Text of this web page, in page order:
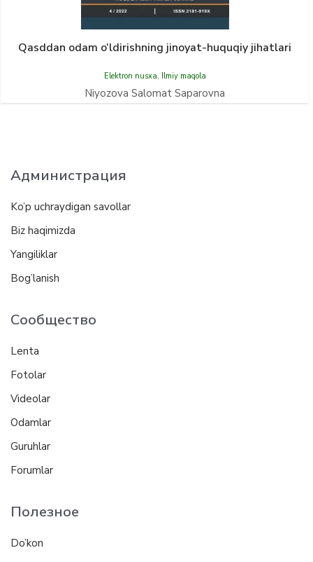
Qasddan odam o‘ldirishning jinoyat-huquqiy jihatlari
Elektron nusxa, Ilmiy maqola
Niyozova Salomat Saparovna
Администрация
Ko’p uchraydigan savollar
Biz haqimizda
Yangiliklar
Bog’lanish
Сообщество
Lenta
Fotolar
Videolar
Odamlar
Guruhlar
Forumlar
Полезное
Do’kon